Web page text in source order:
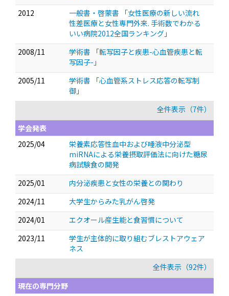
2012
一般書・啓蒙書 「女性医療の新しい流れ
性差医療と女性専門外来. 手術数でわかる
いい病院2012全国ランキング」
2008/11
学術書 「転写因子と疾患-心血管疾患と転
写因子-」
2005/11
学術書 「心血管系ストレス応答の転写制
御」
全件表示（7件）
学会発表
2025/04
栄養素応答性血中および唾液中分泌型
miRNAによる栄養摂取評価法に向けた糖尿
病試験食の開発
2025/01
内分泌疾患と女性の栄養との関わり
2024/11
大学生からみた乳がん啓発
2024/01
エクオール産生能と食習慣について
2023/11
学生が主体的に取り組むブレストアウェア
ネス
全件表示（92件）
現在の専門分野